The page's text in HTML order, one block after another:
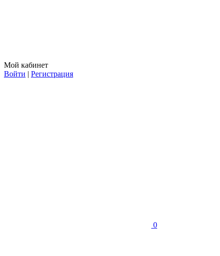
Мой кабинет
Войти | Регистрация
0